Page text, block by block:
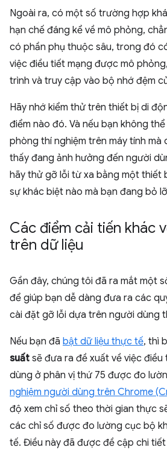
Ngoài ra, có một số trường hợp
hạn chế đáng kể về mô phỏng,
có phần phụ thuộc sâu, trong đó
việc điều tiết mạng được mô
trình và truy cập vào bộ nhớ đệm
Hãy nhớ kiểm thử trên thiết bị di
điểm nào đó. Và nếu bạn không
phòng thí nghiệm trên máy tính mà
thấy đang ảnh hưởng đến người
hãy thử gỡ lỗi từ xa bằng một thiết
sự khác biệt nào mà bạn đang bỏ
Các điểm cải tiến khác
trên dữ liệu
Gần đây, chúng tôi đã ra mắt một
để giúp bạn dễ dàng đưa ra các
cài đặt gỡ lỗi dựa trên người dùng
Nếu bạn đã bật dữ liệu thực tế, thì
suất sẽ đưa ra đề xuất về việc
dùng ở phân vị thứ 75 được đo
nghiệm người dùng trên Chrome
độ xem chỉ số theo thời gian thực
các chỉ số được đo lường cục bộ
tế. Điều này đã được đề cập chi